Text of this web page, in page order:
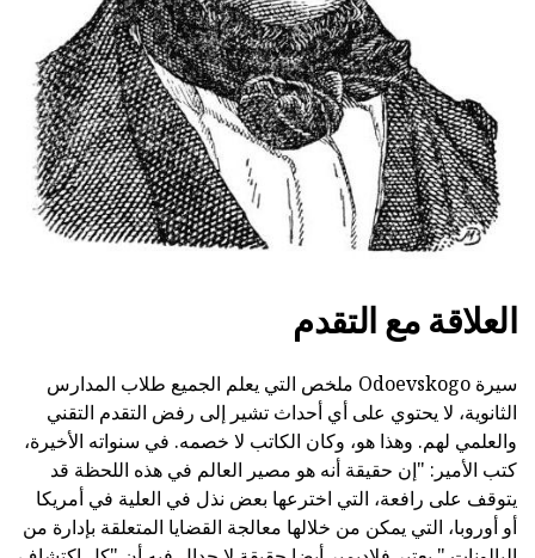
العلاقة مع التقدم
سيرة Odoevskogo ملخص التي يعلم الجميع طلاب المدارس
الثانوية، لا يحتوي على أي أحداث تشير إلى رفض التقدم التقني
والعلمي لهم. وهذا هو، وكان الكاتب لا خصمه. في سنواته الأخيرة،
كتب الأمير: "إن حقيقة أنه هو مصير العالم في هذه اللحظة قد
يتوقف على رافعة، التي اخترعها بعض نذل في العلية في أمريكا
أو أوروبا، التي يمكن من خلالها معالجة القضايا المتعلقة بإدارة من